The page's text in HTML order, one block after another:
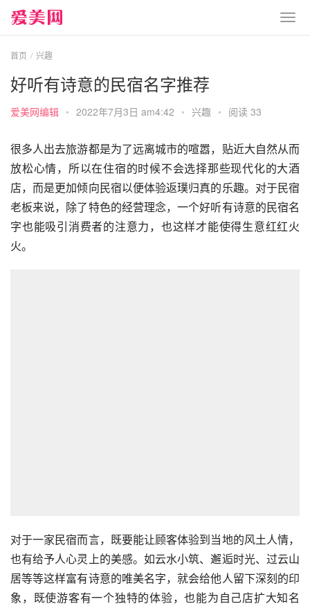
首页 兴趣
好听有诗意的民宿名字推荐
爱美网编辑 • 2022年7月3日 am4:42 • 兴趣 • 阅读 33
很多人出去旅游都是为了远离城市的喧嚣，贴近大自然从而
放松心情，所以在住宿的时候不会选择那些现代化的大酒
店，而是更加倾向民宿以便体验返璞归真的乐趣。对于民宿
老板来说，除了特色的经营理念，一个好听有诗意的民宿名
字也能吸引消费者的注意力，也这样才能使得生意红红火
火。
对于一家民宿而言，既要能让顾客体验到当地的风土人情，
也有给予人心灵上的美感。如云水小筑、邂逅时光、过云山
居等等这样富有诗意的唯美名字，就会给他人留下深刻的印
象，既使游客有一个独特的体验，也能为自己店扩大知名